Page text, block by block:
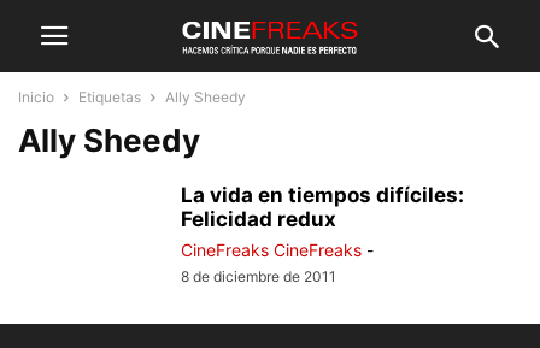
Inicio Etiquetas Ally Sheedy
Ally Sheedy
La vida en tiempos difíciles:
Felicidad redux
CineFreaks CineFreaks -
8 de diciembre de 2011